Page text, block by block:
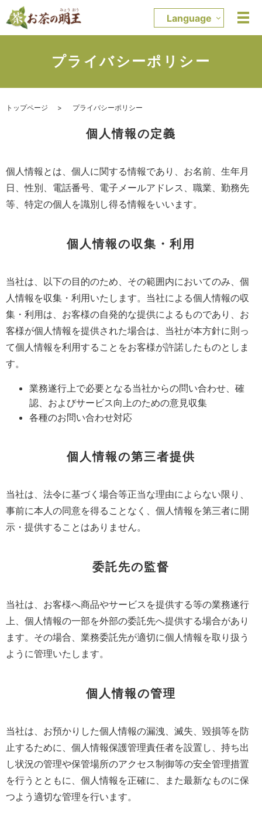
Language
プライバシーポリシー
トップページ プライバシーポリシー
個人情報の定義
個人情報とは、個人に関する情報であり、お名前、生年月
日、性別、電話番号、電子メールアドレス、職業、勤務先
等、特定の個人を識別し得る情報をいいます。
個人情報の収集・利用
当社は、以下の目的のため、その範囲内においてのみ、個
人情報を収集・利用いたします。当社による個人情報の収
集・利用は、お客様の自発的な提供によるものであり、お
客様が個人情報を提供された場合は、当社が本方針に則っ
て個人情報を利用することをお客様が許諾したものとしま
す。
業務遂行上で必要となる当社からの問い合わせ、確
認、およびサービス向上のための意見収集
各種のお問い合わせ対応
個人情報の第三者提供
当社は、法令に基づく場合等正当な理由によらない限り、
事前に本人の同意を得ることなく、個人情報を第三者に開
示・提供することはありません。
委託先の監督
当社は、お客様へ商品やサービスを提供する等の業務遂行
上、個人情報の一部を外部の委託先へ提供する場合があり
ます。その場合、業務委託先が適切に個人情報を取り扱う
ように管理いたします。
個人情報の管理
当社は、お預かりした個人情報の漏洩、滅失、毀損等を防
止するために、個人情報保護管理責任者を設置し、持ち出
し状況の管理や保管場所のアクセス制御等の安全管理措置
を行うとともに、個人情報を正確に、また最新なものに保
つよう適切な管理を行います。